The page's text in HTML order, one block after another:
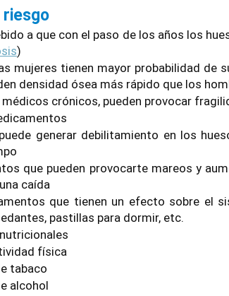
riesgo
a que con el paso de los años los
)
mujeres tienen mayor probabilidad de
densidad ósea más rápido que los
crónicos, pueden provocar
generar debilitamiento en los
que pueden provocarte mareos y
caída
que tienen un efecto sobre el
pastillas para dormir, etc.
física
tabaco
alcohol